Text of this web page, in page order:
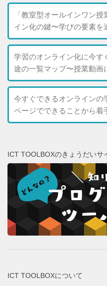
「教室型オールインワン
イン化の鍵〜学びの要素を
学習のオンライン化に今す
途の一覧マップ〜授業動画
今すぐできるオンラインの
ページでできることから着
ICT TOOLBOXのきょうだいサ
ICT TOOLBOXについて